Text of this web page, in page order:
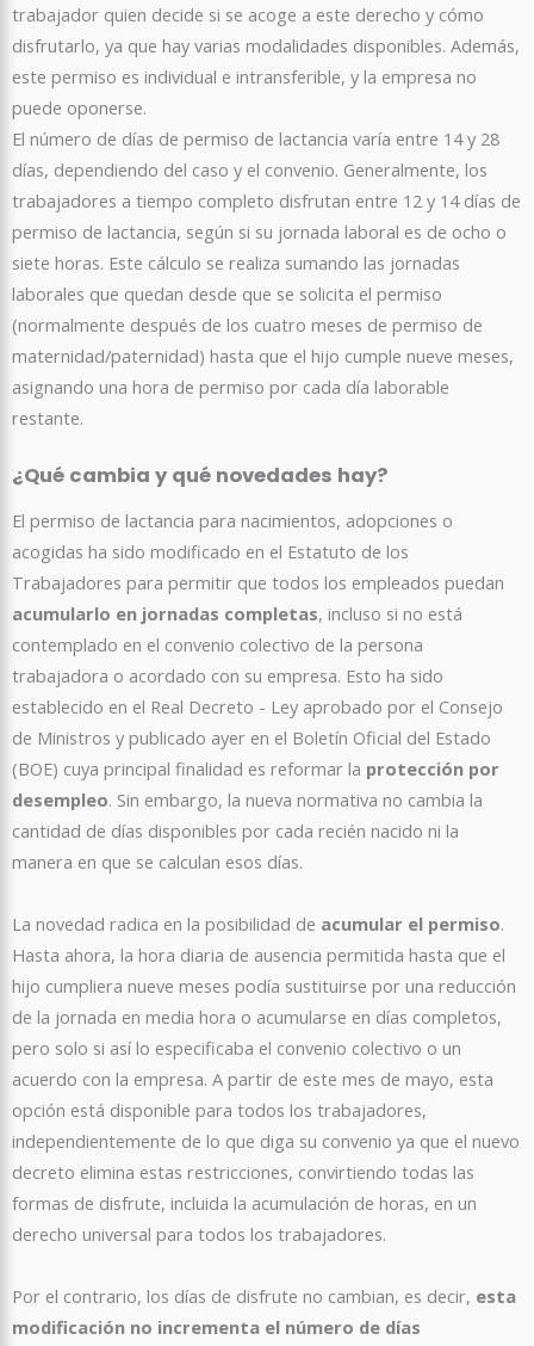
trabajador quien decide si se acoge a este derecho y cómo
disfrutarlo, ya que hay varias modalidades disponibles. Además,
este permiso es individual e intransferible, y la empresa no
puede oponerse.
El número de días de permiso de lactancia varía entre 14 y 28
días, dependiendo del caso y el convenio. Generalmente, los
trabajadores a tiempo completo disfrutan entre 12 y 14 días de
permiso de lactancia, según si su jornada laboral es de ocho o
siete horas. Este cálculo se realiza sumando las jornadas
laborales que quedan desde que se solicita el permiso
(normalmente después de los cuatro meses de permiso de
maternidad/paternidad) hasta que el hijo cumple nueve meses,
asignando una hora de permiso por cada día laborable
restante.
¿Qué cambia y qué novedades hay?
El permiso de lactancia para nacimientos, adopciones o
acogidas ha sido modificado en el Estatuto de los
Trabajadores para permitir que todos los empleados puedan
acumularlo en jornadas completas, incluso si no está
contemplado en el convenio colectivo de la persona
trabajadora o acordado con su empresa. Esto ha sido
establecido en el Real Decreto - Ley aprobado por el Consejo
de Ministros y publicado ayer en el Boletín Oficial del Estado
(BOE) cuya principal finalidad es reformar la protección por
desempleo. Sin embargo, la nueva normativa no cambia la
cantidad de días disponibles por cada recién nacido ni la
manera en que se calculan esos días.
La novedad radica en la posibilidad de acumular el permiso.
Hasta ahora, la hora diaria de ausencia permitida hasta que el
hijo cumpliera nueve meses podía sustituirse por una reducción
de la jornada en media hora o acumularse en días completos,
pero solo si así lo especificaba el convenio colectivo o un
acuerdo con la empresa. A partir de este mes de mayo, esta
opción está disponible para todos los trabajadores,
independientemente de lo que diga su convenio ya que el nuevo
decreto elimina estas restricciones, convirtiendo todas las
formas de disfrute, incluida la acumulación de horas, en un
derecho universal para todos los trabajadores.
Por el contrario, los días de disfrute no cambian, es decir, esta
modificación no incrementa el número de días